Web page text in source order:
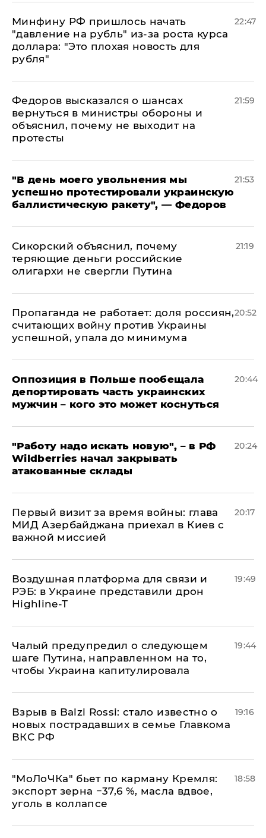
Минфину РФ пришлось начать
"давление на рубль" из-за роста курса
доллара: "Это плохая новость для
рубля"
22:47
Федоров высказался о шансах
вернуться в министры обороны и
объяснил, почему не выходит на
протесты
21:59
​"В день моего увольнения мы
успешно протестировали украинскую
баллистическую ракету", — Федоров
21:53
Сикорский объяснил, почему
теряющие деньги российские
олигархи не свергли Путина
21:19
​Пропаганда не работает: доля россиян,
считающих войну против Украины
успешной, упала до минимума
20:52
Оппозиция в Польше пообещала
депортировать часть украинских
мужчин – кого это может коснуться
20:44
"Работу надо искать новую", – в РФ
Wildberries начал закрывать
атакованные склады
20:24
Первый визит за время войны: глава
МИД Азербайджана приехал в Киев с
важной миссией
20:17
Воздушная платформа для связи и
РЭБ: в Украине представили дрон
Highline-T
19:49
Чалый предупредил о следующем
шаге Путина, направленном на то,
чтобы Украина капитулировала
19:44
Взрыв в Balzi Rossi: стало известно о
новых пострадавших в семье Главкома
ВКС РФ
19:16
​"МоЛоЧКа" бьет по карману Кремля:
экспорт зерна −37,6 %, масла вдвое,
уголь в коллапсе
18:58